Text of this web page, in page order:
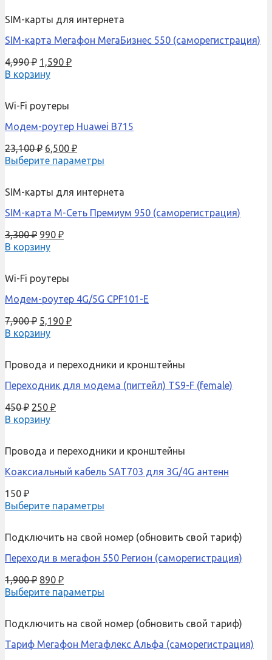
SIM-карты для интернета
SIM-карта Мегафон МегаБизнес 550 (саморегистрация)
4,990₽ 1,590 ₽
В корзину
Wi-Fi роутеры
Модем-роутер Huawei B715
23,100₽ 6,500 ₽
Выберите параметры
SIM-карты для интернета
SIM-карта М-Сеть Премиум 950 (саморегистрация)
3,300₽ 990 ₽
В корзину
Wi-Fi роутеры
Модем-роутер 4G/5G CPF101-E
7,900₽ 5,190 ₽
В корзину
Провода и переходники и кронштейны
Переходник для модема (пигтейл) TS9-F (female)
450₽ 250 ₽
В корзину
Провода и переходники и кронштейны
Коаксиальный кабель SAT703 для 3G/4G антенн
150 ₽
Выберите параметры
Подключить на свой номер (обновить свой тариф)
Переходи в мегафон 550 Регион (саморегистрация)
1,900₽ 890 ₽
Выберите параметры
Подключить на свой номер (обновить свой тариф)
Тариф Мегафон Мегафлекс Альфа (саморегистрация)